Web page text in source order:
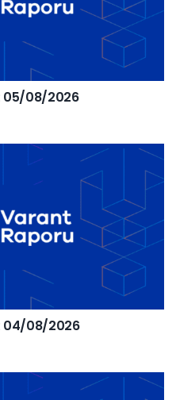
05/08/2026
04/08/2026